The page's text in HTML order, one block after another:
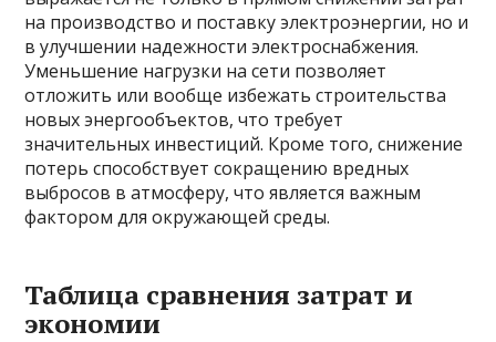
на производство и поставку электроэнергии, но и
в улучшении надежности электроснабжения.
Уменьшение нагрузки на сети позволяет
отложить или вообще избежать строительства
новых энергообъектов, что требует
значительных инвестиций. Кроме того, снижение
потерь способствует сокращению вредных
выбросов в атмосферу, что является важным
фактором для окружающей среды.
Таблица сравнения затрат и
экономии